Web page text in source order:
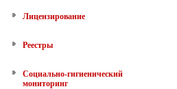
Лицензирование
Реестры
Социально-гигиенический
мониторинг